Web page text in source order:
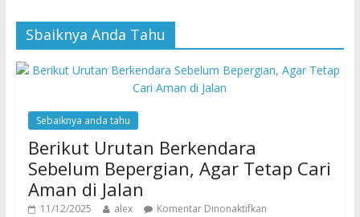
Sbaiknya Anda Tahu
Sebaiknya anda tahu
Berikut Urutan Berkendara
Sebelum Bepergian, Agar Tetap Cari
Aman di Jalan
11/12/2025 alex Komentar Dinonaktifkan